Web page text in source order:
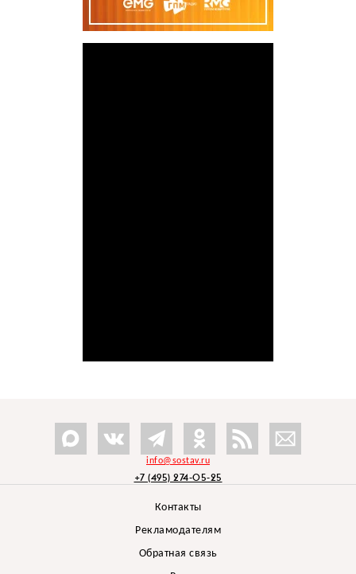
info@sostav.ru
+7 (495) 274-05-25
Контакты
Рекламодателям
Обратная связь